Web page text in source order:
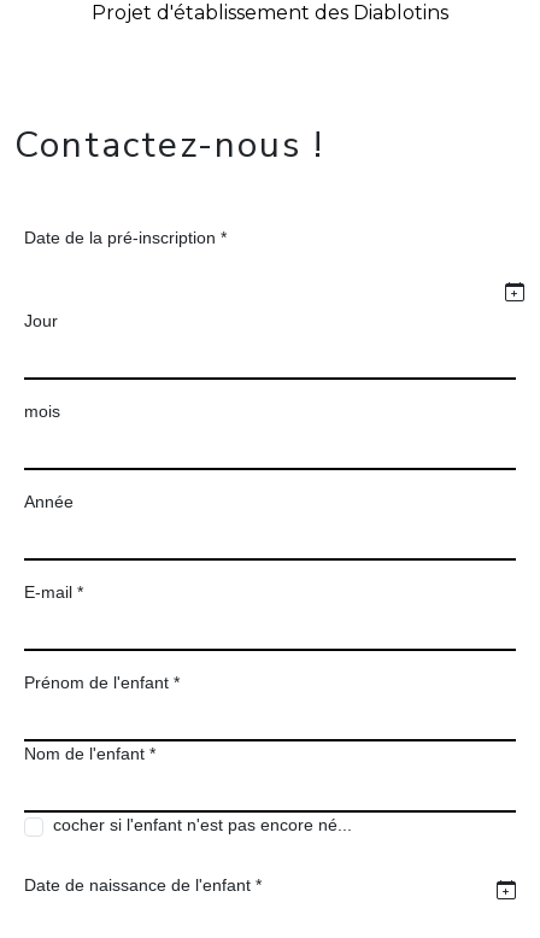
Projet d'établissement des Diablotins
Contactez-nous !
Date de la pré-inscription *
Jour
mois
Année
E-mail *
Prénom de l'enfant *
Nom de l'enfant *
cocher si l'enfant n'est pas encore né...
Date de naissance de l'enfant *